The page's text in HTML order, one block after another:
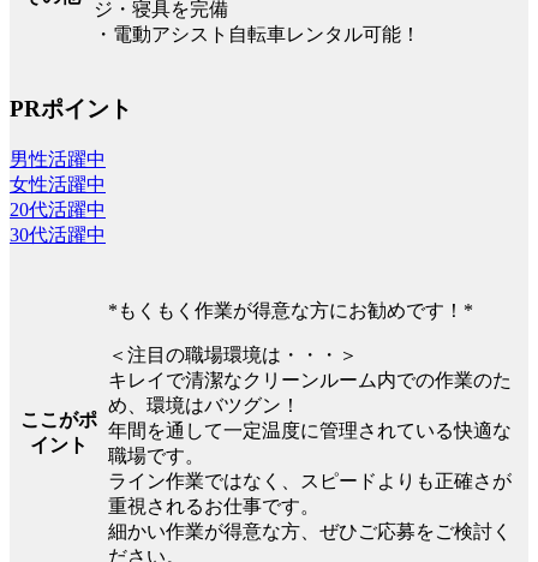
ジ・寝具を完備
・電動アシスト自転車レンタル可能！
PRポイント
男性活躍中
女性活躍中
20代活躍中
30代活躍中
ここがポ
イント
*もくもく作業が得意な方にお勧めです！*
＜注目の職場環境は・・・＞
キレイで清潔なクリーンルーム内での作業のた
め、環境はバツグン！
年間を通して一定温度に管理されている快適な
職場です。
ライン作業ではなく、スピードよりも正確さが
重視されるお仕事です。
細かい作業が得意な方、ぜひご応募をご検討く
ださい。